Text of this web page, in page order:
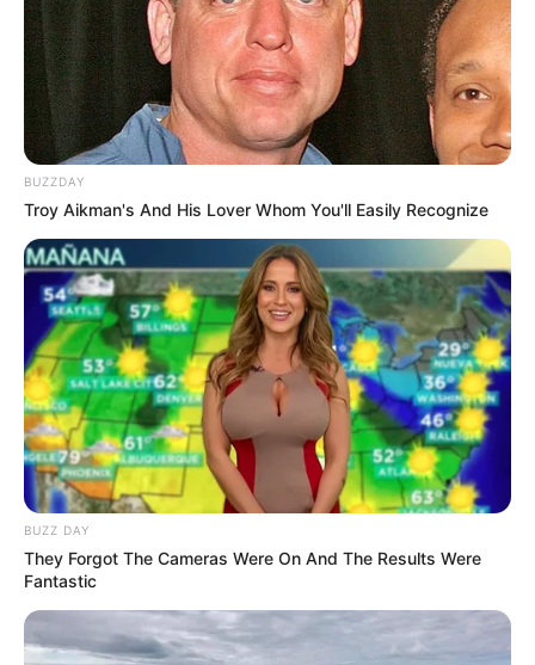
BUZZDAY
Troy Aikman's And His Lover Whom You'll Easily Recognize
BUZZ DAY
They Forgot The Cameras Were On And The Results Were
Fantastic